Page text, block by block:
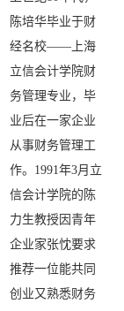
陈培华毕业于财
经名校——上海
立信会计学院财
务管理专业，毕
业后在一家企业
从事财务管理工
作。1991年3月立
信会计学院的陈
力生教授因青年
企业家张忱要求
推荐一位能共同
创业又熟悉财务